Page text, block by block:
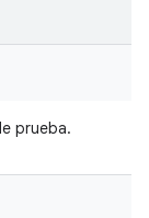
prueba.